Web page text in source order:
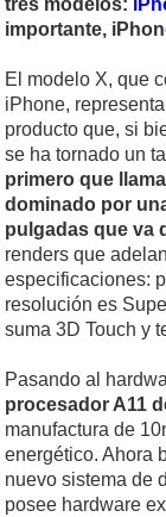
tres modelos:
importante,
El modelo X, que
iPhone,
producto que, si
se ha tornado un
primero que
dominado por
pulgadas que va
renders que
especificaciones:
resolución es
suma 3D Touch y
Pasando al
procesador A11
manufactura de
energético. Ahora
nuevo sistema de
posee hardware